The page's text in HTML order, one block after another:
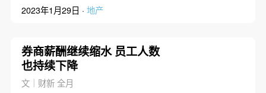
2023年1月29日 · 地产
券商薪酬继续缩水 员工人数
也持续下降
文｜财新 全月